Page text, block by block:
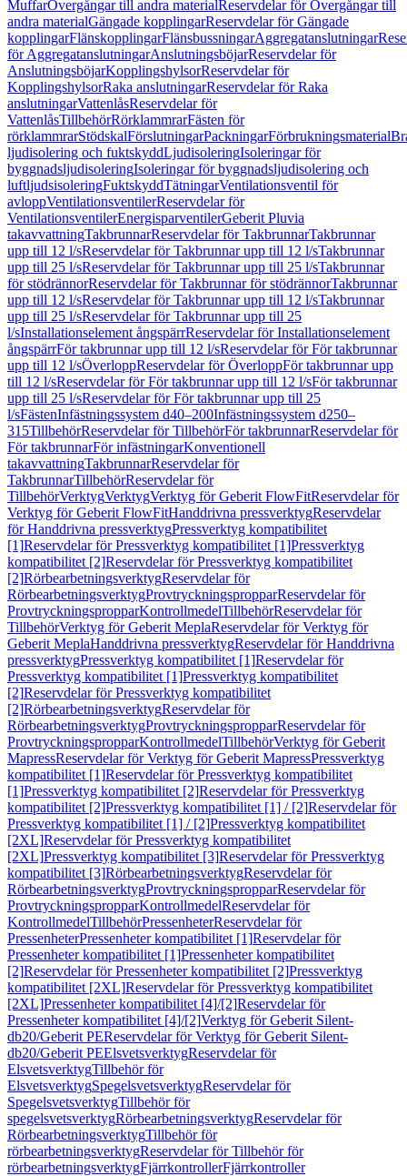
MuffarÖvergångar till andra materialReservdelar för Övergångar till
andra materialGängade kopplingarReservdelar för Gängade
kopplingarFlänskopplingarFlänsbussningarAggregatanslutningar
för AggregatanslutningarAnslutningsböjarReservdelar för
AnslutningsböjarKopplingshylsorReservdelar för
KopplingshylsorRaka anslutningarReservdelar för Raka
anslutningarVattenlåsReservdelar för
VattenlåsTillbehörRörklammrarFästen för
rörklammrarStödskalFörslutningarPackningarFörbrukningsmaterial
ljudisolering och fuktskyddLjudisoleringIsoleringar för
byggnadsljudisoleringIsoleringar för byggnadsljudisolering och
luftljudsisoleringFuktskyddTätningarVentilationsventil för
avloppVentilationsventilerReservdelar för
VentilationsventilerEnergisparventilerGeberit Pluvia
takavvattningTakbrunnarReservdelar för TakbrunnarTakbrunnar
upp till 12 l/sReservdelar för Takbrunnar upp till 12 l/sTakbrunnar
upp till 25 l/sReservdelar för Takbrunnar upp till 25 l/sTakbrunnar
för stödrännorReservdelar för Takbrunnar för stödrännorTakbrunnar
upp till 12 l/sReservdelar för Takbrunnar upp till 12 l/sTakbrunnar
upp till 25 l/sReservdelar för Takbrunnar upp till 25
l/sInstallationselement ångspärrReservdelar för Installationselement
ångspärrFör takbrunnar upp till 12 l/sReservdelar för För takbrunnar
upp till 12 l/sÖverloppReservdelar för ÖverloppFör takbrunnar upp
till 12 l/sReservdelar för För takbrunnar upp till 12 l/sFör takbrunnar
upp till 25 l/sReservdelar för För takbrunnar upp till 25
l/sFästenInfästningssystem d40–200Infästningssystem d250–
315TillbehörReservdelar för TillbehörFör takbrunnarReservdelar för
För takbrunnarFör infästningarKonventionell
takavvattningTakbrunnarReservdelar för
TakbrunnarTillbehörReservdelar för
TillbehörVerktygVerktygVerktyg för Geberit FlowFitReservdelar för
Verktyg för Geberit FlowFitHanddrivna pressverktygReservdelar
för Handdrivna pressverktygPressverktyg kompatibilitet
[1]Reservdelar för Pressverktyg kompatibilitet [1]Pressverktyg
kompatibilitet [2]Reservdelar för Pressverktyg kompatibilitet
[2]RörbearbetningsverktygReservdelar för
RörbearbetningsverktygProvtryckningspropparReservdelar för
ProvtryckningspropparKontrollmedelTillbehörReservdelar för
TillbehörVerktyg för Geberit MeplaReservdelar för Verktyg för
Geberit MeplaHanddrivna pressverktygReservdelar för Handdrivna
pressverktygPressverktyg kompatibilitet [1]Reservdelar för
Pressverktyg kompatibilitet [1]Pressverktyg kompatibilitet
[2]Reservdelar för Pressverktyg kompatibilitet
[2]RörbearbetningsverktygReservdelar för
RörbearbetningsverktygProvtryckningspropparReservdelar för
ProvtryckningspropparKontrollmedelTillbehörVerktyg för Geberit
MapressReservdelar för Verktyg för Geberit MapressPressverktyg
kompatibilitet [1]Reservdelar för Pressverktyg kompatibilitet
[1]Pressverktyg kompatibilitet [2]Reservdelar för Pressverktyg
kompatibilitet [2]Pressverktyg kompatibilitet [1] / [2]Reservdelar för
Pressverktyg kompatibilitet [1] / [2]Pressverktyg kompatibilitet
[2XL]Reservdelar för Pressverktyg kompatibilitet
[2XL]Pressverktyg kompatibilitet [3]Reservdelar för Pressverktyg
kompatibilitet [3]RörbearbetningsverktygReservdelar för
RörbearbetningsverktygProvtryckningspropparReservdelar för
ProvtryckningspropparKontrollmedelReservdelar för
KontrollmedelTillbehörPressenheterReservdelar för
PressenheterPressenheter kompatibilitet [1]Reservdelar för
Pressenheter kompatibilitet [1]Pressenheter kompatibilitet
[2]Reservdelar för Pressenheter kompatibilitet [2]Pressverktyg
kompatibilitet [2XL]Reservdelar för Pressverktyg kompatibilitet
[2XL]Pressenheter kompatibilitet [4]/[2]Reservdelar för
Pressenheter kompatibilitet [4]/[2]Verktyg för Geberit Silent-
db20/Geberit PEReservdelar för Verktyg för Geberit Silent-
db20/Geberit PEElsvetsverktygReservdelar för
ElsvetsverktygTillbehör för
ElsvetsverktygSpegelsvetsverktygReservdelar för
SpegelsvetsverktygTillbehör för
spegelsvetsverktygRörbearbetningsverktygReservdelar för
RörbearbetningsverktygTillbehör för
rörbearbetningsverktygReservdelar för Tillbehör för
rörbearbetningsverktygFjärrkontrollerFjärrkontroller